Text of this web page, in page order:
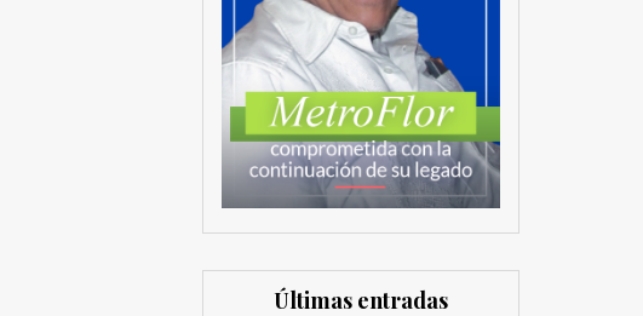
Últimas entradas